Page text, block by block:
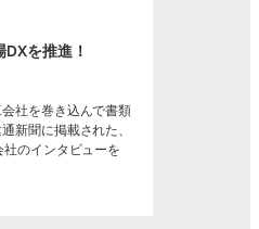
を推進！
会社を巻き込んで書類
新聞に掲載された、
のインタビューを